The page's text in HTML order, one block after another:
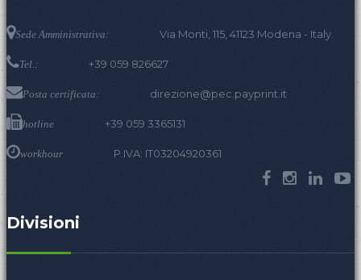
Sede Amministrativa: Via Monti, 115, 41123 Modena - Italy.
Tel.: +39 059 826627
Posta certificata: direzione@pec.payprint.it
hotline +39 059 3365131
workhour P.IVA: IT03204920361
Divisioni